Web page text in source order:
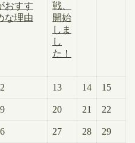
おすす
な理由
戦、
開始
しま
し
た！
13 14 15
20 21 22
27 28 29